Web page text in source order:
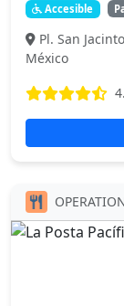
Accesible
Pl. San
México